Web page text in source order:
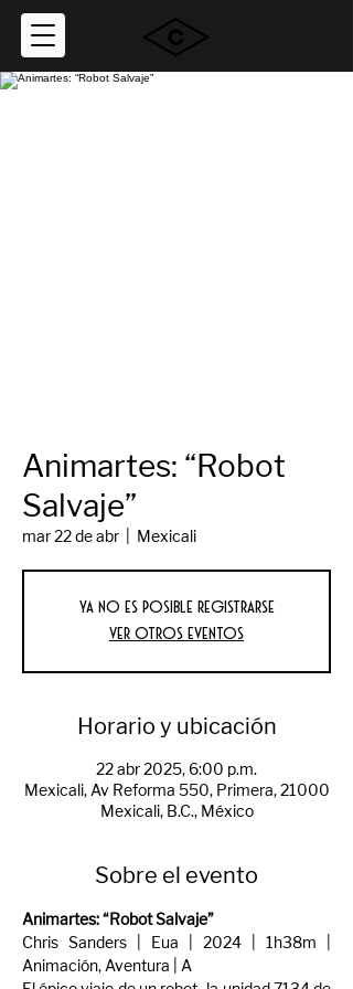
Animartes: “Robot
Salvaje”
mar 22 de abr Mexicali
Ya no es posible registrarse
Ver otros eventos
Horario y ubicación
22 abr 2025, 6:00 p.m.
Mexicali, Av Reforma 550, Primera, 21000
Mexicali, B.C., México
Sobre el evento
Animartes: “Robot Salvaje”
Chris Sanders | Eua | 2024 | 1h38m |
Animación, Aventura | A